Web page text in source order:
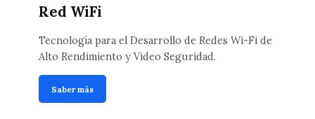
Red WiFi
Tecnología para el Desarrollo de Redes Wi-Fi de
Alto Rendimiento y Video Seguridad.
Saber más